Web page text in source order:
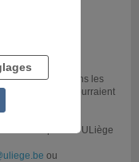
personne dans les
qui pourraient
d’éthique de l’ULiège
ou